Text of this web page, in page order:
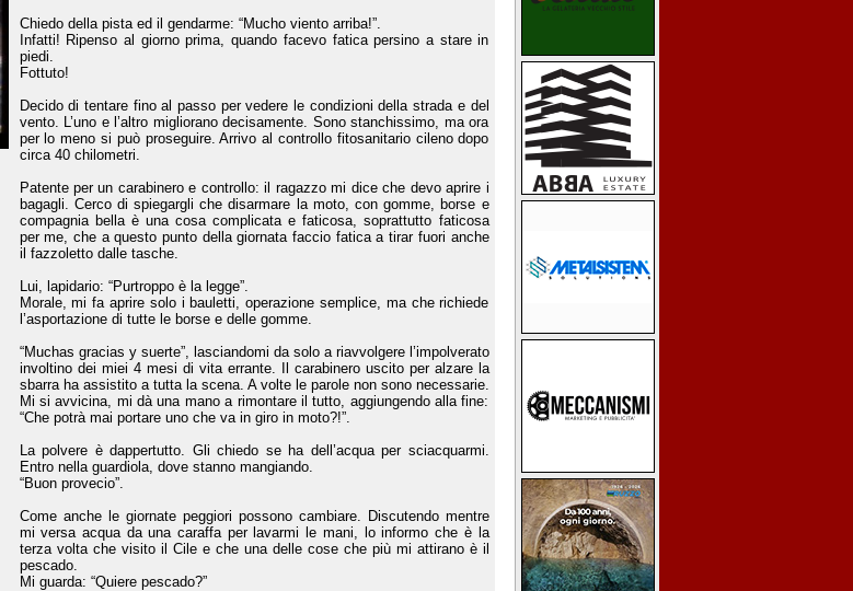
Chiedo della pista ed il gendarme: “Mucho viento arriba!”.
Infatti! Ripenso al giorno prima, quando facevo fatica persino a stare in
piedi.
Fottuto!
Decido di tentare fino al passo per vedere le condizioni della strada e del
vento. L’uno e l’altro migliorano decisamente. Sono stanchissimo, ma ora
per lo meno si può proseguire. Arrivo al controllo fitosanitario cileno dopo
circa 40 chilometri.
Patente per un carabinero e controllo: il ragazzo mi dice che devo aprire i
bagagli. Cerco di spiegargli che disarmare la moto, con gomme, borse e
compagnia bella è una cosa complicata e faticosa, soprattutto faticosa
per me, che a questo punto della giornata faccio fatica a tirar fuori anche
il fazzoletto dalle tasche.
Lui, lapidario: “Purtroppo è la legge”.
Morale, mi fa aprire solo i bauletti, operazione semplice, ma che richiede
l’asportazione di tutte le borse e delle gomme.
“Muchas gracias y suerte”, lasciandomi da solo a riavvolgere l’impolverato
involtino dei miei 4 mesi di vita errante. Il carabinero uscito per alzare la
sbarra ha assistito a tutta la scena. A volte le parole non sono necessarie.
Mi si avvicina, mi dà una mano a rimontare il tutto, aggiungendo alla fine:
“Che potrà mai portare uno che va in giro in moto?!”.
La polvere è dappertutto. Gli chiedo se ha dell’acqua per sciacquarmi.
Entro nella guardiola, dove stanno mangiando.
“Buon provecio”.
Come anche le giornate peggiori possono cambiare. Discutendo mentre
mi versa acqua da una caraffa per lavarmi le mani, lo informo che è la
terza volta che visito il Cile e che una delle cose che più mi attirano è il
pescado.
Mi guarda: “Quiere pescado?”